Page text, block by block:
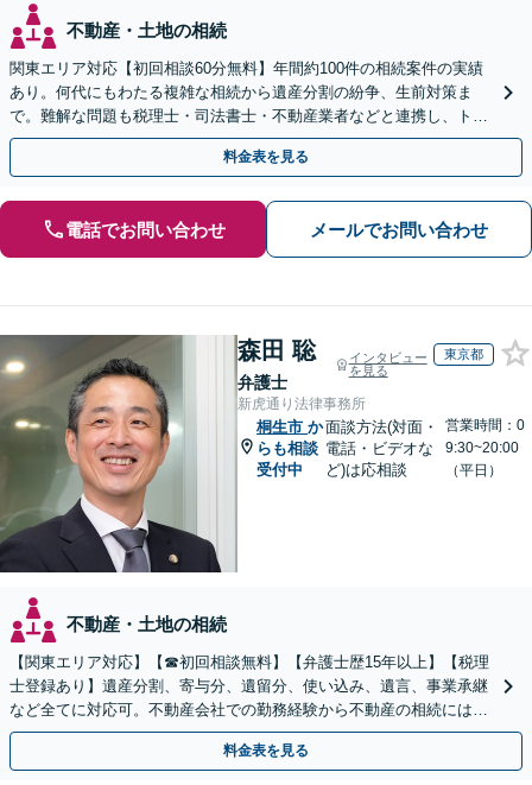
不動産・土地の相続
関東エリア対応【初回相談60分無料】年間約100件の相続案件の実績
あり。何代にもわたる複雑な相続から遺産分割の紛争、生前対策ま
で。難解な問題も税理士・司法書士・不動産業者などと連携し、トー
タルサポートで解決へ。まずはお気軽にご相談ください。
料金表を見る
電話でお問い合わせ メールでお問い合わせ
森田 聡
弁護士
インタビュー
を見る
東京都
新虎通り法律事務所
桐生市 か
らも相談
受付中
面談方法(対面・
電話・ビデオな
ど)は応相談
営業時間：0
9:30~20:00
（平日）
不動産・土地の相続
【関東エリア対応】【☎︎初回相談無料】【弁護士歴15年以上】【税理
士登録あり】遺産分割、寄与分、遺留分、使い込み、遺言、事業承継
など全てに対応可。不動産会社での勤務経験から不動産の相続には特
に的確に対応【出張サービス】【夜間・休日面談】
料金表を見る